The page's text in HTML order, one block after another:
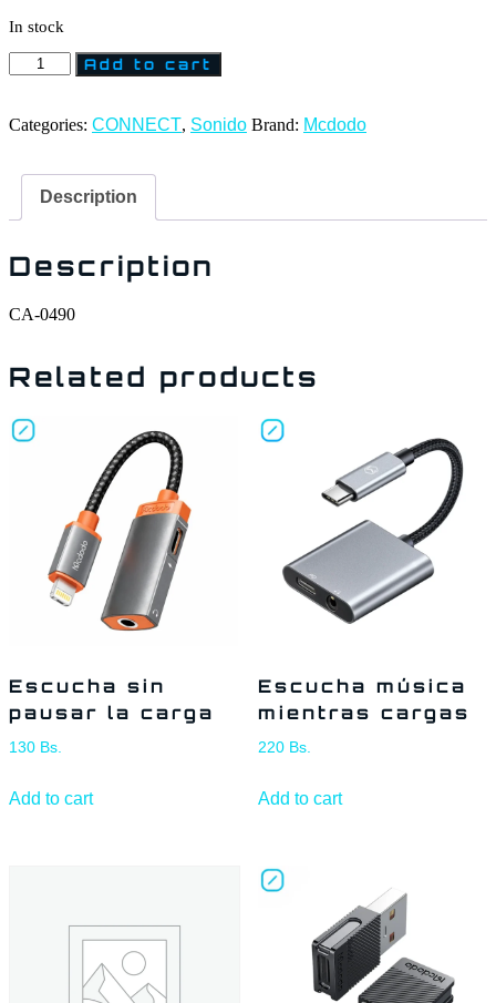
In stock
Add to cart
Categories: CONNECT, Sonido Brand: Mcdodo
Description
Description
CA-0490
Related products
Escucha sin
pausar la carga
130 Bs.
Add to cart
Escucha música
mientras cargas
220 Bs.
Add to cart